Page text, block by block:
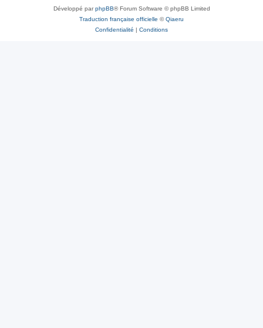
Développé parphpBB® Forum Software © phpBB Limited
Traduction française officielle ©Qiaeru
Confidentialité | Conditions